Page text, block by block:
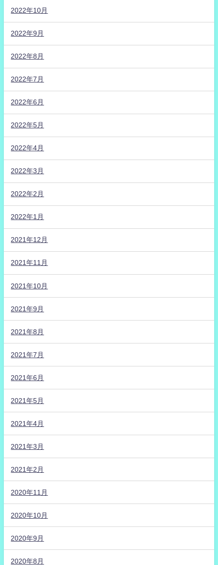
2022年10月
2022年9月
2022年8月
2022年7月
2022年6月
2022年5月
2022年4月
2022年3月
2022年2月
2022年1月
2021年12月
2021年11月
2021年10月
2021年9月
2021年8月
2021年7月
2021年6月
2021年5月
2021年4月
2021年3月
2021年2月
2020年11月
2020年10月
2020年9月
2020年8月